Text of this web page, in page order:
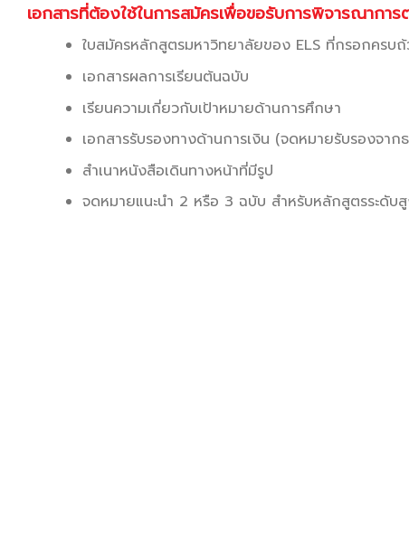
เอกสารที่ต้องใช้ในการสมัครเพื่อขอรับการพิจารณาการ
ใบสมัครหลักสูตรมหาวิทยาลัยของ ELS ที่กรอกครบ
เอกสารผลการเรียนต้นฉบับ
เรียนความเกี่ยวกับเป้าหมายด้านการศึกษา
เอกสารรับรองทางด้านการเงิน (จดหมายรับรองจาก
สำเนาหนังสือเดินทางหน้าที่มีรูป
จดหมายแนะนำ 2 หรือ 3 ฉบับ สำหรับหลักสูตรระดั